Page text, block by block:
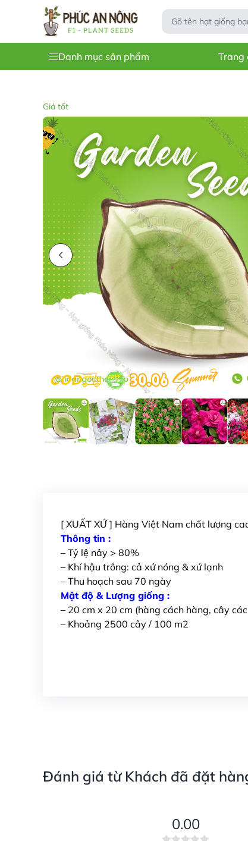
Danh mục sản phẩm Trang
Giá tốt
[ XUẤT XỨ ] Hàng Việt Nam chất lượng
Thông tin :
– Tỷ lệ nảy > 80%
– Khí hậu trồng: cả xứ nóng & xứ lạnh
– Thu hoạch sau 70 ngày
Mật độ & Lượng giống :
– 20 cm x 20 cm (hàng cách hàng, cây
– Khoảng 2500 cây / 100 m2
Đánh giá từ Khách đã đặt
0.00